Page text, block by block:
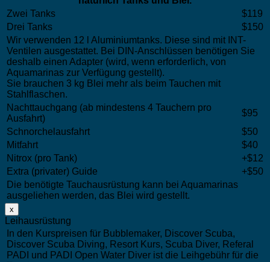
Zwei Tanks
$119
Drei Tanks
$150
Wir verwenden 12 l Aluminiumtanks. Diese sind mit INT-
Ventilen ausgestattet. Bei DIN-Anschlüssen benötigen Sie
deshalb einen Adapter (wird, wenn erforderlich, von
Aquamarinas zur Verfügung gestellt).
Sie brauchen 3 kg Blei mehr als beim Tauchen mit
Stahlflaschen.
Nachttauchgang (ab mindestens 4 Tauchern pro
Ausfahrt)
$95
Schnorchelausfahrt
$50
Mitfahrt
$40
Nitrox (pro Tank)
+$12
Extra (privater) Guide
+$50
Die benötigte Tauchausrüstung kann bei Aquamarinas
ausgeliehen werden, das Blei wird gestellt.
x
Leihausrüstung
In den Kurspreisen für Bubblemaker, Discover Scuba,
Discover Scuba Diving, Resort Kurs, Scuba Diver, Referal
PADI und PADI Open Water Diver ist die Leihgebühr für die